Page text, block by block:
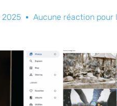
2025 Aucune réaction pour